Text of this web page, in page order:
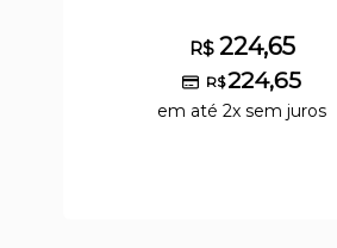
R$ 224,65
R$224,65
em até 2x sem juros